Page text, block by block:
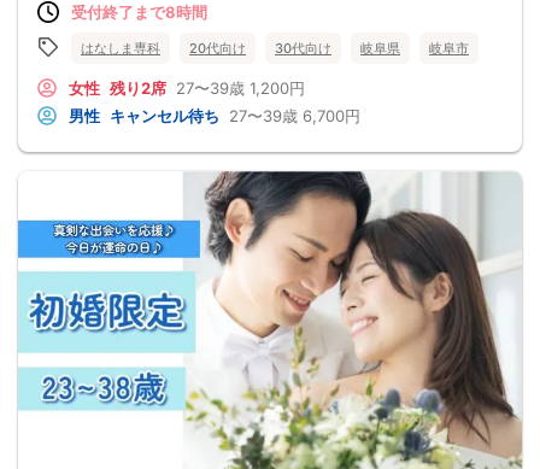
受付終了まで8時間
はなしま専科 20代向け 30代向け 岐阜県 岐阜市
女性 残り2席 27〜39歳 1,200円
男性 キャンセル待ち 27〜39歳 6,700円